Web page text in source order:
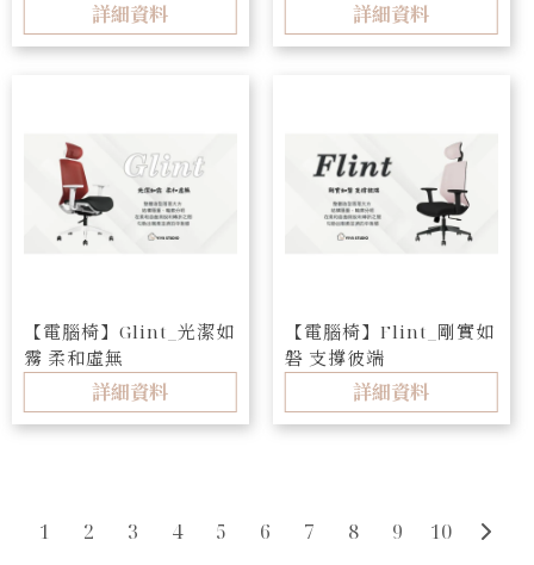
詳細資料 詳細資料
【電腦椅】Glint_光潔如
霧 柔和虛無
詳細資料
【電腦椅】Flint_剛實如
磐 支撐彼端
詳細資料
1 2 3 4 5 6 7 8 9 10